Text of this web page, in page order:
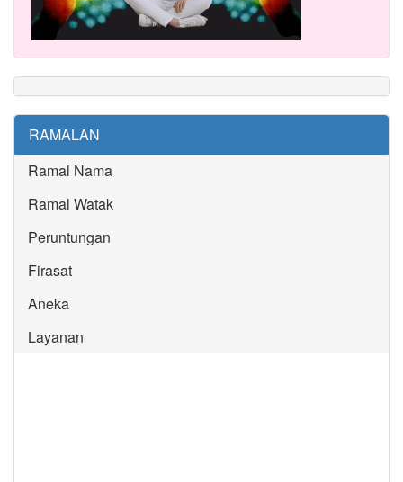
RAMALAN
Ramal Nama
Ramal Watak
Peruntungan
Firasat
Aneka
Layanan